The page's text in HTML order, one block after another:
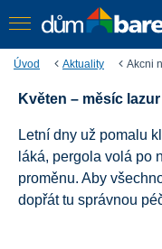
Úvod Aktuality Akcni
Chraňte
Teď za skvělé ceny
Květen – měsíc
Letní dny už pomalu
láká, pergola volá po
proměnu. Aby
dopřát tu správnou